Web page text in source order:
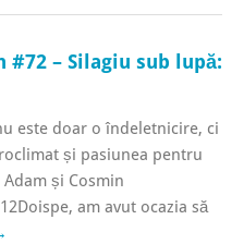
#72 – Silagiu sub lupă:
este doar o îndeletnicire, ci
și pasiunea pentru
și Cosmin
am avut ocazia să